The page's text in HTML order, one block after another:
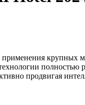
применения
продвигая